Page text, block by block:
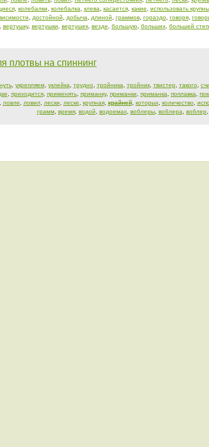
, колебалки колебалка клева касается, какие использовать
достойной добыча длиной граммов, гораздо, говоря,
вертушку, вертушки вертушек, везде большую больших, большей
плотвы на спиннинг
, укрепляем, уклейка трудно, тройника тройник, твистер, такого,
приходится, применять, приманку, приманки приманка поплавка
ловле ловил, лески леске крупная, крайней, которых, количество,
грамм, время, водой водоемах, воблеры, воблера воблер,